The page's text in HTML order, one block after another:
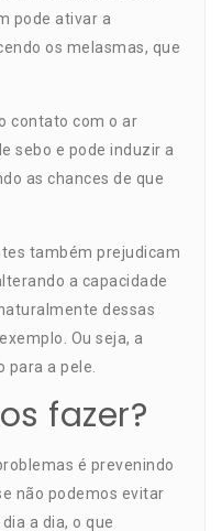
pode ativar a
os melasmas, que
contato com o ar
sebo e pode induzir a
as chances de que
também prejudicam
a capacidade
dessas
Ou seja, a
para a pele.
fazer?
é prevenindo
não podemos evitar
a dia, o que